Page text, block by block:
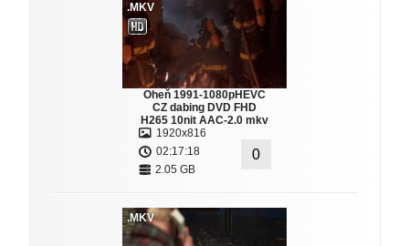
.MKV
Oheň 1991-1080pHEVC
CZ dabing DVD FHD
H265 10nit AAC-2.0 mkv
1920x816
02:17:18
2.05 GB
0
.MKV